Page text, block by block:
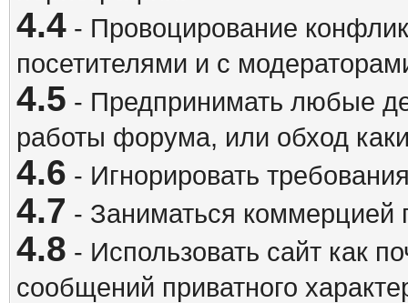
4.4- Провоцирование
посетителями и с
4.5 - Предпринимать любые
работы форума, или обход
4.6 - Игнорировать
4.7 - Заниматься коммерцией
4.8 - Использовать сайт как
сообщений приватного